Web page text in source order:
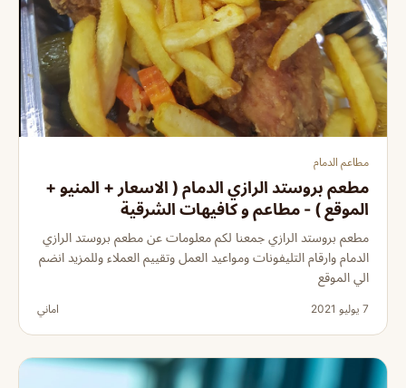
مطاعم الدمام
مطعم بروستد الرازي الدمام ( الاسعار + المنيو +
الموقع ) - مطاعم و كافيهات الشرقية
مطعم بروستد الرازي جمعنا لكم معلومات عن مطعم بروستد الرازي
الدمام وارقام التليفونات ومواعيد العمل وتقييم العملاء وللمزيد انضم
الي الموقع
7 يوليو 2021 اماني